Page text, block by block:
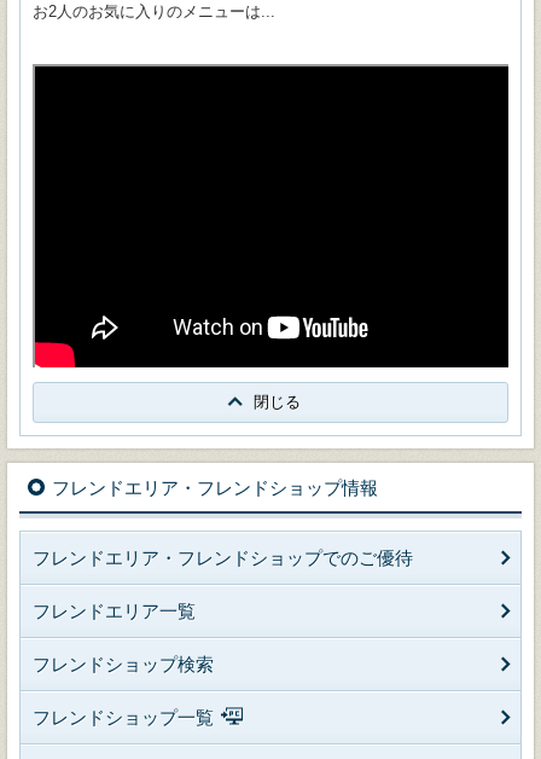
お2人のお気に入りのメニューは...
閉じる
フレンドエリア・フレンドショップ情報
フレンドエリア・フレンドショップでのご優待
フレンドエリア一覧
フレンドショップ検索
フレンドショップ一覧